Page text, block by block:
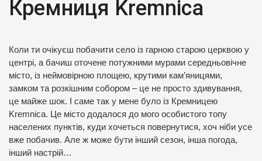
Кремниця Kremnica
Коли ти очікуєш побачити село із гарною старою церквою у
центрі, а бачиш оточене потужними мурами середньовічне
місто, із неймовірною площею, крутими кам’яницями,
замком та розкішним собором – це не просто здивування,
це майже шок. І саме так у мене було із Кремницею
Kremnica. Це місто додалося до мого особистого топу
населених пунктів, куди хочеться повернутися, хоч ніби усе
вже побачив. Але ж може бути інший сезон, інша погода,
інший настрій…